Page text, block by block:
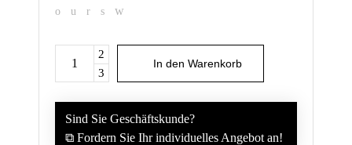
Neon
In den Warenkorb
Sind Sie Geschäftskunde?
⧉ Fordern Sie Ihr individuelles Angebot an!